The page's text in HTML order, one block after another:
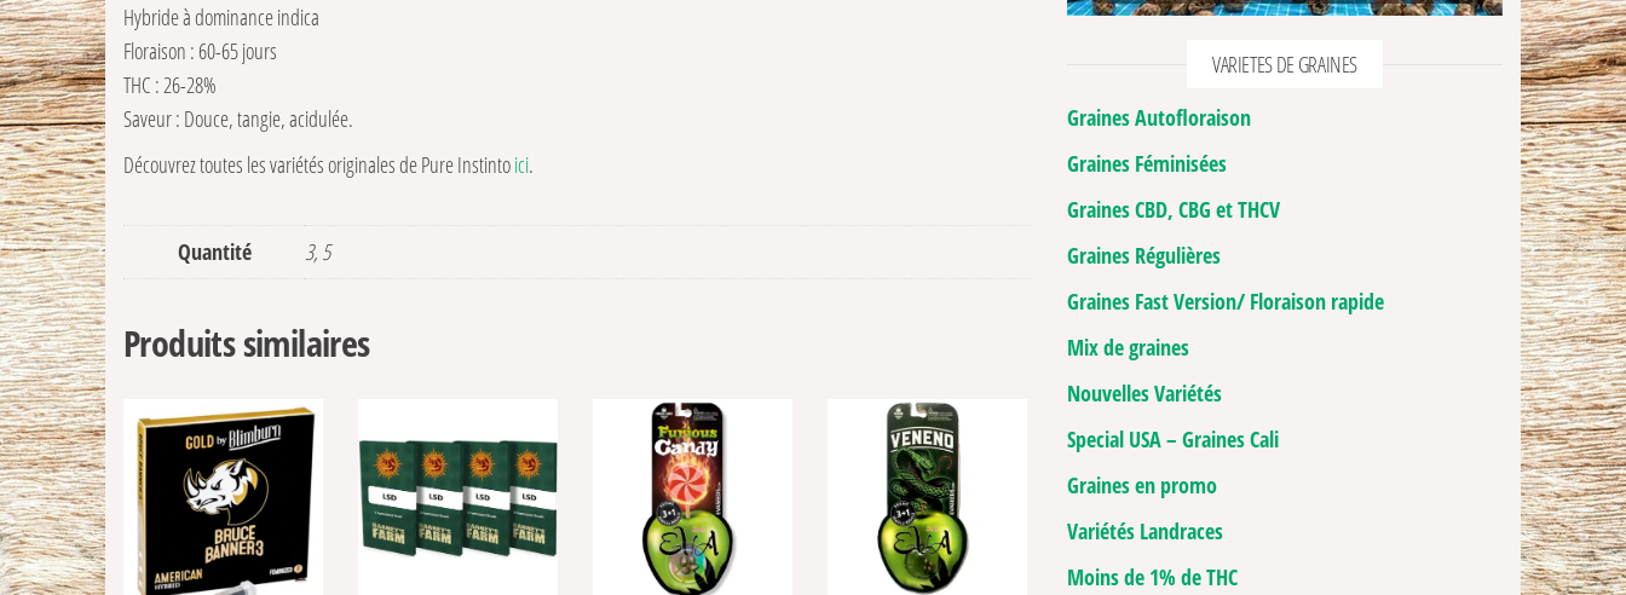
Hybride à dominance indica
Floraison : 60-65 jours
THC : 26-28%
Saveur : Douce, tangie, acidulée.
Découvrez toutes les variétés originales de Pure Instintoici.
Quantité 3, 5
Produits similaires
VARIETES DE GRAINES
Graines Autofloraison
Graines Féminisées
Graines CBD, CBG et THCV
Graines Régulières
Graines Fast Version/ Floraison rapide
Mix de graines
Nouvelles Variétés
Special USA – Graines Cali
Graines en promo
Variétés Landraces
Moins de 1% de THC